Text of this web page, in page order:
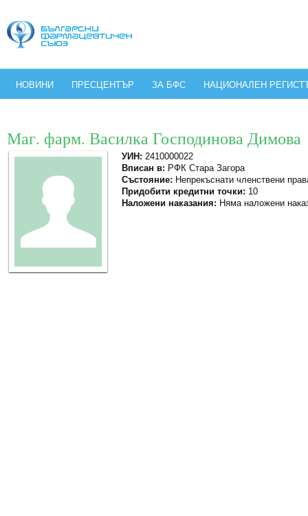
НОВИНИ ПРЕСЦЕНТЪР ЗА БФС НАЦИОНАЛЕН
Маг. фарм. Василка Господинова Димова
УИН: 2410000022
Вписан в: РФК Стара Загора
Състояние: Непрекъснати членствени
Придобити кредитни точки: 10
Наложени наказания: Няма наложени